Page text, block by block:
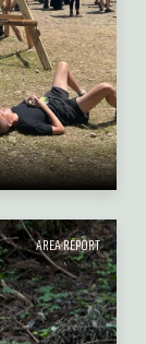
AREA REPORT